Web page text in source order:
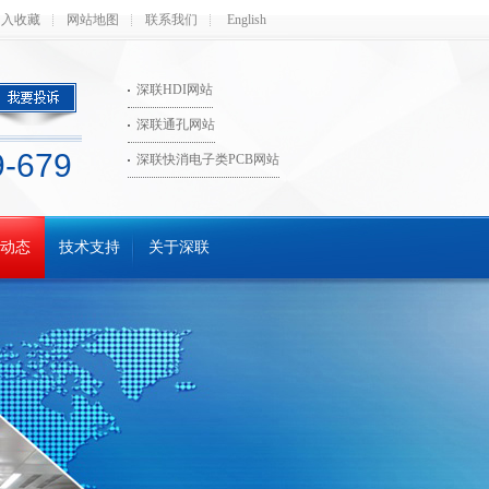
收藏 网站地图 联系我们 English
679
深联HDI网站
深联通孔网站
深联快消电子类PCB网站
态 技术支持 关于深联